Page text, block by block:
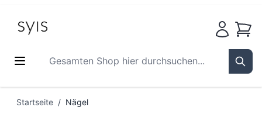
Gesamten Shop hier durchsuchen...
Startseite / Nägel